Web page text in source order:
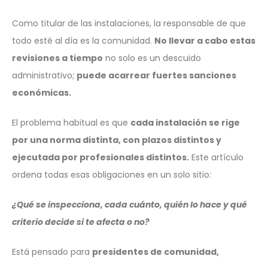
Como titular de las instalaciones, la responsable de que
todo esté al día es la comunidad. No llevar a cabo estas
revisiones a tiempo no solo es un descuido
administrativo; puede acarrear fuertes sanciones
económicas.
El problema habitual es que cada instalación se rige
por una norma distinta, con plazos distintos y
ejecutada por profesionales distintos. Este artículo
ordena todas esas obligaciones en un solo sitio:
¿Qué se inspecciona, cada cuánto, quién lo hace y qué
criterio decide si te afecta o no?
Está pensado para presidentes de comunidad,